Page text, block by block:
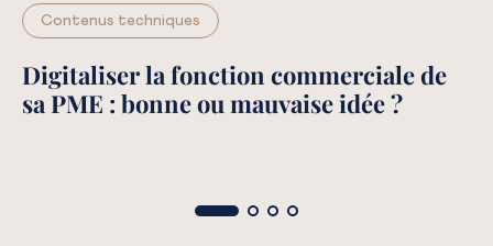
Contenus techniques
Digitaliser la fonction commerciale de
sa PME : bonne ou mauvaise idée ?